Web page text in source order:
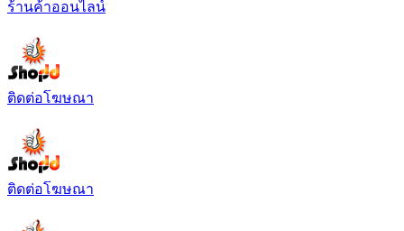
ติดต่อโฆษณา
ติดต่อโฆษณา